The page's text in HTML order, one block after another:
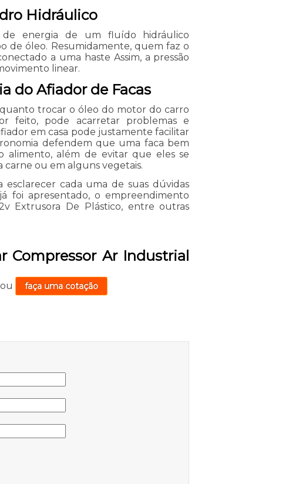
Hidráulico
energia de um fluído hidráulico
de óleo. Resumidamente, quem faz o
a uma haste Assim, a pressão
linear.
do Afiador de Facas
trocar o óleo do motor do carro
feito, pode acarretar problemas e
em casa pode justamente facilitar
defendem que uma faca bem
alimento, além de evitar que eles se
carne ou em alguns vegetais.
esclarecer cada uma de suas dúvidas
foi apresentado, o empreendimento
Extrusora De Plástico, entre outras
Compressor Ar Industrial
ou faça uma cotação